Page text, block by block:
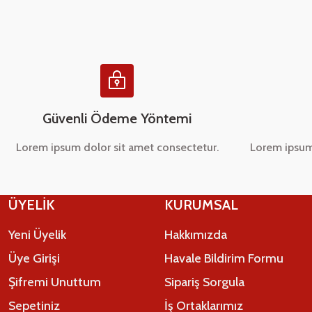
Bu ürüne benzer farklı alternatifler olmalı.
Güvenli Ödeme Yöntemi
Lorem ipsum dolor sit amet consectetur. Lorem
ÜYELİK
Yeni Üyelik
Üye Girişi
Şifremi Unuttum
Sepetiniz
KURUMSAL
Hakkımızda
Havale Bildirim Formu
Sipariş Sorgula
İş Ortaklarımız